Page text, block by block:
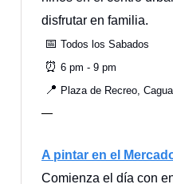
disfrutar en familia.
📅 Todos los Sabados
⏰ 6 pm - 9 pm
📍 Plaza de Recreo,
—
A pintar en el
Comienza el día con